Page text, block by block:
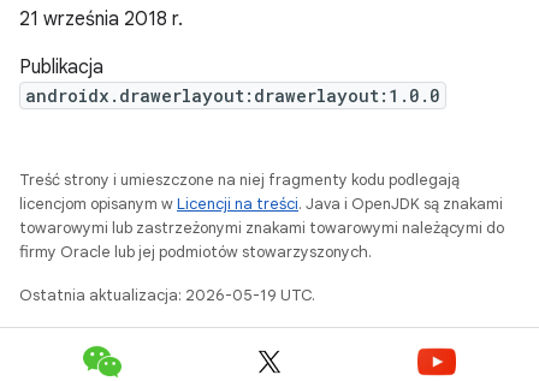
21 września 2018 r.
Publikacja
androidx.drawerlayout:drawerlayout:1.0.0
Treść strony i umieszczone na niej fragmenty kodu podlegają
licencjom opisanym wLicencji na treści. Java i OpenJDK są znakami
towarowymi lub zastrzeżonymi znakami towarowymi należącymi do
firmy Oracle lub jej podmiotów stowarzyszonych.
Ostatnia aktualizacja: 2026-05-19 UTC.